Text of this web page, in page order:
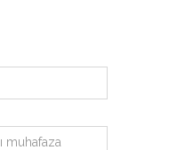
muhafaza